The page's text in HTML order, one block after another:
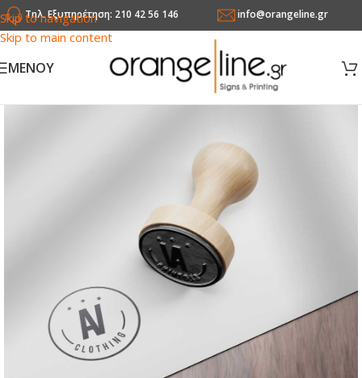
Skip to navigation
Skip to main content
Τηλ. Εξυπηρέτηση: 210 42 56 146 info@orangeline.gr
MENOY